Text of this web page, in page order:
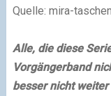
Quelle: mira-
Alle, die diese
Vorgängerband
besser nicht weiter